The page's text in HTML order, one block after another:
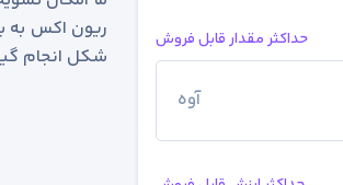
ریون اکس به
شکل انجام
حداکثر مقدار قابل فروش
آوه